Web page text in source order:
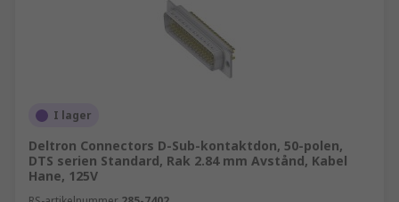
I lager
Deltron Connectors D-Sub-kontaktdon, 50-polen,
DTS serien Standard, Rak 2.84 mm Avstånd, Kabel
Hane, 125V